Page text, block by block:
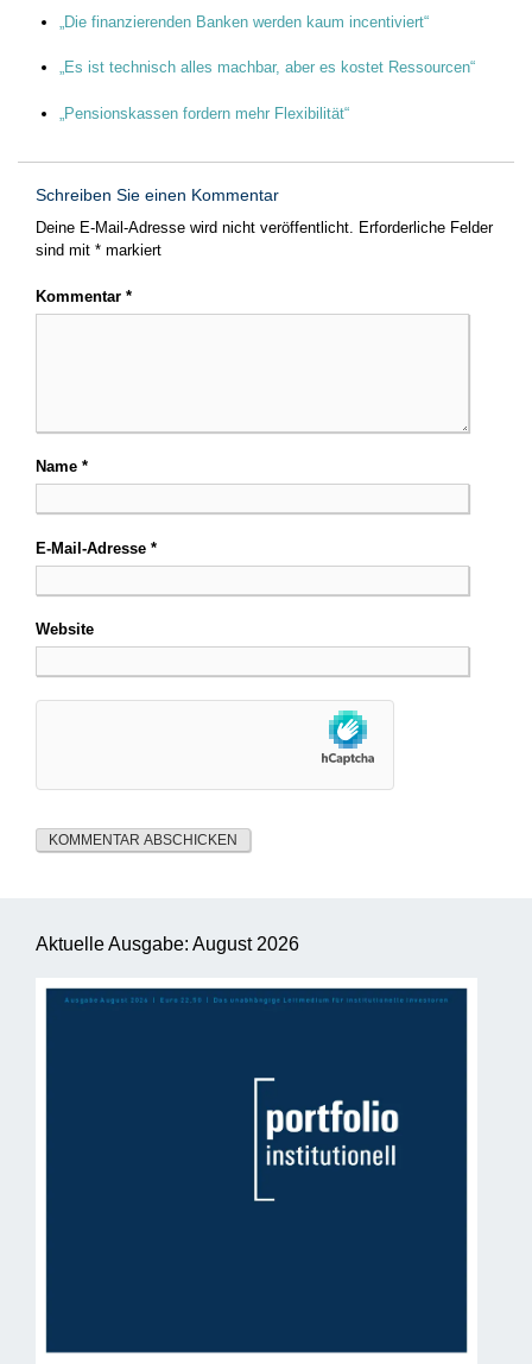
„Die finanzierenden Banken werden kaum incentiviert“
„Es ist technisch alles machbar, aber es kostet Ressourcen“
„Pensionskassen fordern mehr Flexibilität“
Schreiben Sie einen Kommentar
Deine E-Mail-Adresse wird nicht veröffentlicht. Erforderliche Felder
sind mit * markiert
Kommentar *
Name *
E-Mail-Adresse *
Website
Aktuelle Ausgabe: August 2026